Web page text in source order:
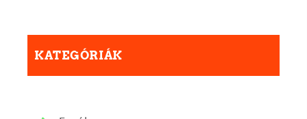
KATEGÓRIÁK